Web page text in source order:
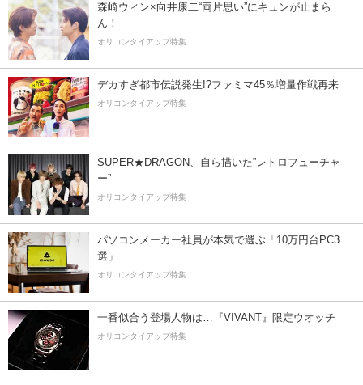
森崎ウィン×向井康二“両片思い”にキュンが止まら
ん！
オリコンタイアップ特集
デカすぎ都市伝説発生!?ファミマ45％増量作戦再来
オリコンタイアップ特集
SUPER★DRAGON、自ら描いた”レトロフューチャ
ー”
オリコンタイアップ特集
パソコンメーカー社員が本気で選ぶ「10万円台PC3
選」
オリコンタイアップ特集
一番似合う登場人物は…『VIVANT』限定ウオッチ
オリコンタイアップ特集